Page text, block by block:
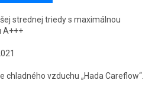
strednej triedy s maximálnou
A+++
chladného vzduchu „Hada Careflow“.